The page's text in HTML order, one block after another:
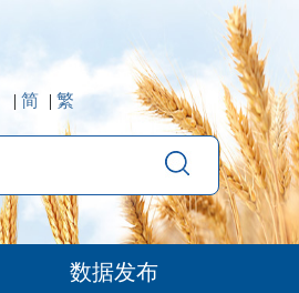
| 简 | 繁
数据发布